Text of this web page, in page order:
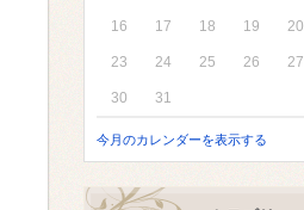
16 17 18 19 20
23 24 25 26 27
30 31
今月のカレンダーを表示する